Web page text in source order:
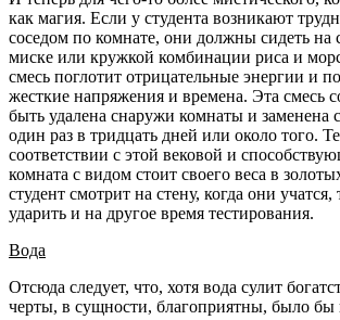
как магия. Если у студента возникают
соседом по комнате, они должны сидеть на
миске или кружкой комбинации риса и
смесь поглотит отрицательные энергии и
жесткие напряжения и времена. Эта смесь
быть удалена снаружи комнаты и заменена
один раз в тридцать дней или около того.
соответствии с этой вековой и
комната с видом стоит своего веса в
студент смотрит на стену, когда они
ударить и на другое время тестирования.
Вода
Отсюда следует, что, хотя вода сулит
черты, в сущности, благоприятны, было бы